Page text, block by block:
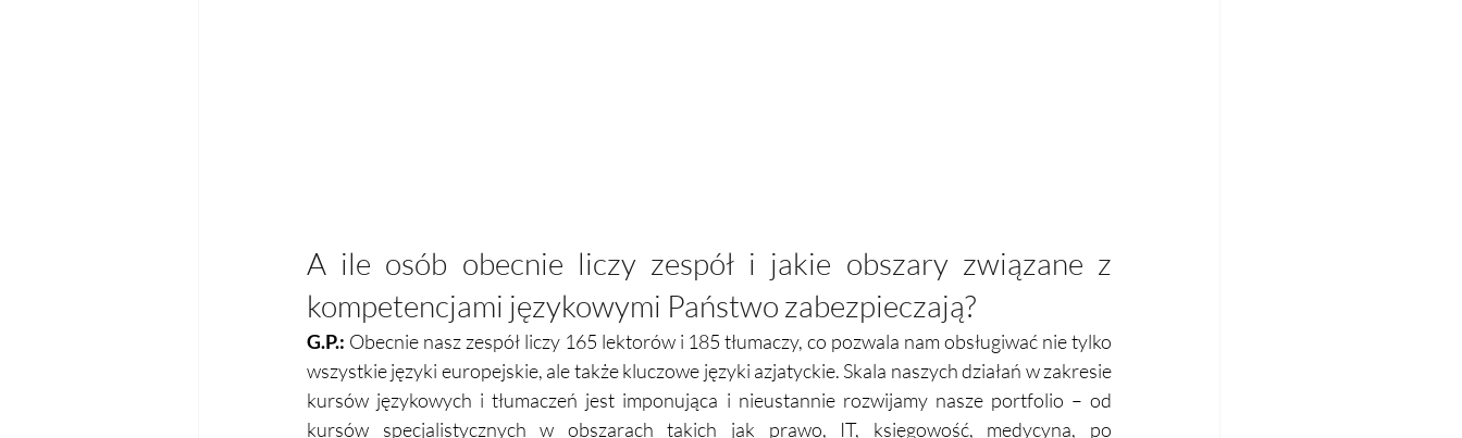
A ile osób obecnie liczy zespół i jakie obszary związane z
kompetencjami językowymi Państwo zabezpieczają?
G.P.: Obecnie nasz zespół liczy 165 lektorów i 185 tłumaczy, co pozwala nam obsługiwać nie tylko
wszystkie języki europejskie, ale także kluczowe języki azjatyckie. Skala naszych działań w zakresie
kursów językowych i tłumaczeń jest imponująca i nieustannie rozwijamy nasze portfolio – od
kursów specjalistycznych w obszarach takich jak prawo, IT, księgowość, medycyna, po